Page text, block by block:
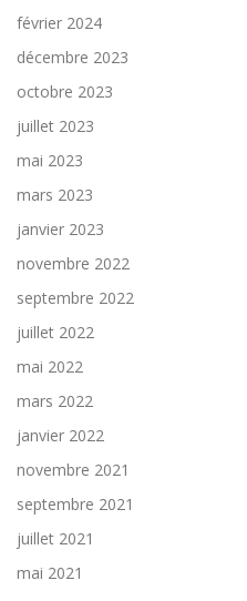
février 2024
décembre 2023
octobre 2023
juillet 2023
mai 2023
mars 2023
janvier 2023
novembre 2022
septembre 2022
juillet 2022
mai 2022
mars 2022
janvier 2022
novembre 2021
septembre 2021
juillet 2021
mai 2021